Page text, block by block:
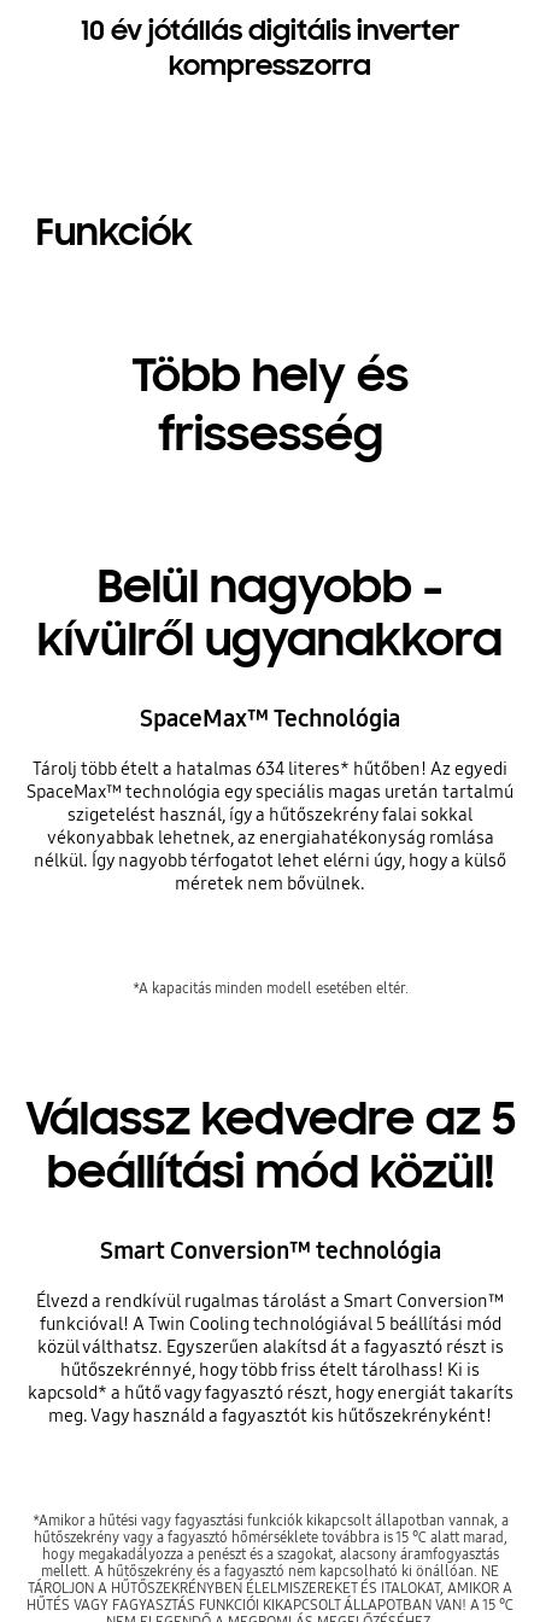
10 év jótállás digitális inverter
kompresszorra
Funkciók
Több hely és
frissesség
Belül nagyobb -
kívülről ugyanakkora
SpaceMax™ Technológia
Tárolj több ételt a hatalmas 634 literes* hűtőben! Az egyedi
SpaceMax™ technológia egy speciális magas uretán tartalmú
szigetelést használ, így a hűtőszekrény falai sokkal
vékonyabbak lehetnek, az energiahatékonyság romlása
nélkül. Így nagyobb térfogatot lehet elérni úgy, hogy a külső
méretek nem bővülnek.
*A kapacitás minden modell esetében eltér.
Válassz kedvedre az 5
beállítási mód közül!
Smart Conversion™ technológia
Élvezd a rendkívül rugalmas tárolást a Smart Conversion™
funkcióval! A Twin Cooling technológiával 5 beállítási mód
közül válthatsz. Egyszerűen alakítsd át a fagyasztó részt is
hűtőszekrénnyé, hogy több friss ételt tárolhass! Ki is
kapcsold* a hűtő vagy fagyasztó részt, hogy energiát takaríts
meg. Vagy használd a fagyasztót kis hűtőszekrényként!
*Amikor a hűtési vagy fagyasztási funkciók kikapcsolt állapotban vannak, a
hűtőszekrény vagy a fagyasztó hőmérséklete továbbra is 15 ℃ alatt marad,
hogy megakadályozza a penészt és a szagokat, alacsony áramfogyasztás
mellett. A hűtőszekrény és a fagyasztó nem kapcsolható ki önállóan. NE
TÁROLJON A HŰTŐSZEKRÉNYBEN ÉLELMISZEREKET ÉS ITALOKAT, AMIKOR A
HŰTÉS VAGY FAGYASZTÁS FUNKCIÓI KIKAPCSOLT ÁLLAPOTBAN VAN! A 15 ℃